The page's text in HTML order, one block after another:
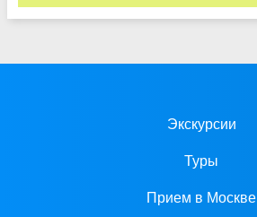
Экскурсии
Туры
Прием в Москве